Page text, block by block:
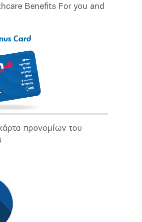
Benefits For you and
Card
προνομίων του